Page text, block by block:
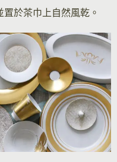
於茶巾上自然風乾。